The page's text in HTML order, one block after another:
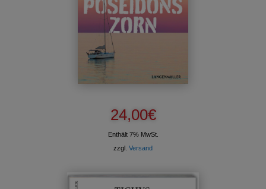
24,00€
Enthält 7% MwSt.
zzgl. Versand